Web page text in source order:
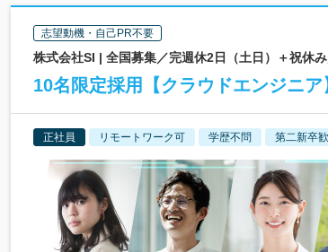
志望動機・自己PR不要
株式会社SI | 全国募集／完週休2日（土日）＋祝休
10名限定採用【クラウドエンジニ
正社員 リモートワーク可 学歴不問 第二新卒